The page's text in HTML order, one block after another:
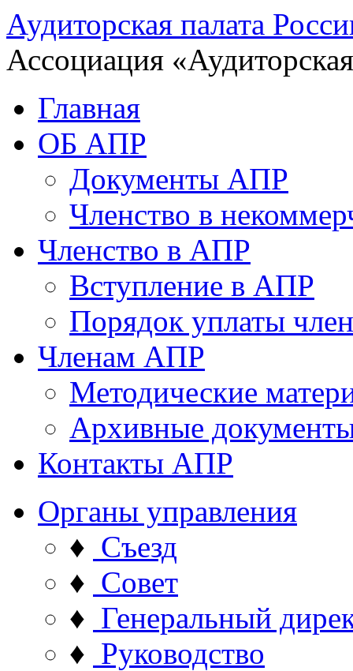
Аудиторская палата
Ассоциация
Главная
ОБ АПР
Документы АПР
Членство в
Членство в АПР
Вступление в АПР
Порядок уплаты
Членам АПР
Методические
Архивные
Контакты АПР
Органы управления
♦ Съезд
♦ Совет
♦ Генеральный
♦ Руководство